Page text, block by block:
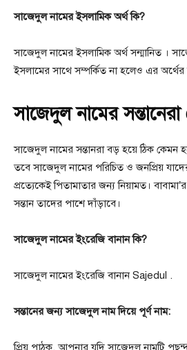
সাজেদুল নামের ইসলামিক অর্থ কি?
সাজেদুল নামের ইসলামিক অর্থ সন্মানিত ।
ইসলামের সাথে সম্পর্কিত না হলেও এর অর্থের
সাজেদুল নামের
সাজেদুল নামের সন্তানরা বড় হয়ে ঠিক কেমন
তবে সাজেদুল নামের পরিচিত ও জনপ্রিয়
প্রত্যেকেই পিতামাতার জন্য নিয়ামত।
সন্তান তাদের পাশে দাঁড়াবে।
সাজেদুল নামের ইংরেজি বানান কি?
সাজেদুল নামের ইংরেজি বানান Sajedul .
সন্তানের জন্য সাজেদুল নাম দিয়ে পূর্ণ নাম:
প্রিয় পাঠক, আপনার যদি সাজেদুল নামটি